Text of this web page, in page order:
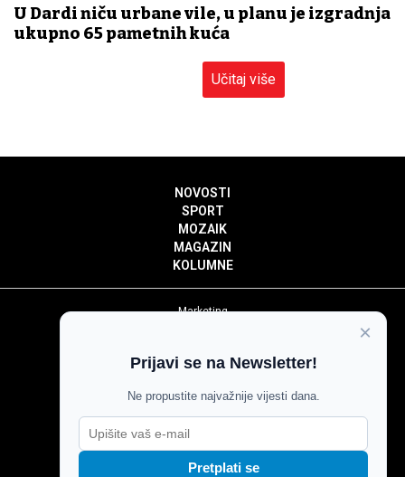
U Dardi niču urbane vile, u planu je izgradnja
ukupno 65 pametnih kuća
Učitaj više
NOVOSTI
SPORT
MOZAIK
MAGAZIN
KOLUMNE
Marketing
Impressum
Pravila komentiranja
Agroglas
×
Prijavi se na Newsletter!
Ne propustite najvažnije vijesti dana.
Pretplati se